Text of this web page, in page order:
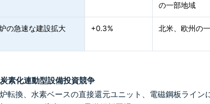
の一部地域
の急速な建設拡大 +0.3% 北米、欧州の
素化連動型設備投資競争
転換、水素ベースの直接還元ユニット、電磁鋼板ライン